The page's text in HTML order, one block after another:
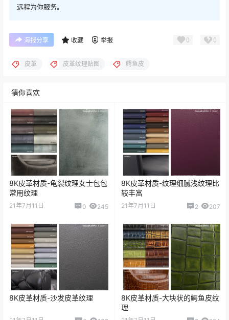
远程为你服务。
海报分享 收藏 举报 0 0
皮革 皮革纹理贴图 鳄鱼皮
猜你喜欢
8K皮革材质-龟裂纹理女士包包
常用纹理
21年7月11日 0 245
8K皮革材质-纹理细腻浅纹理比
较丰富
21年7月11日 2 207
8K皮革材质-沙发皮革纹理
8K皮革材质-大块状的鳄鱼皮纹
理